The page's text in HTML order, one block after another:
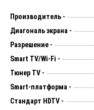
Производитель -
Диагональ экрана -
Разрешение -
Smart TV/Wi-Fi -
Тюнер TV -
Smart-платформа -
Стандарт HDTV -